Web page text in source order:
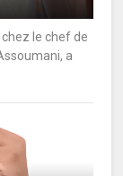
le chef de
a